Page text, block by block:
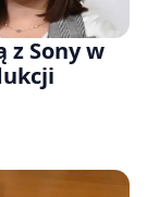
z Sony w